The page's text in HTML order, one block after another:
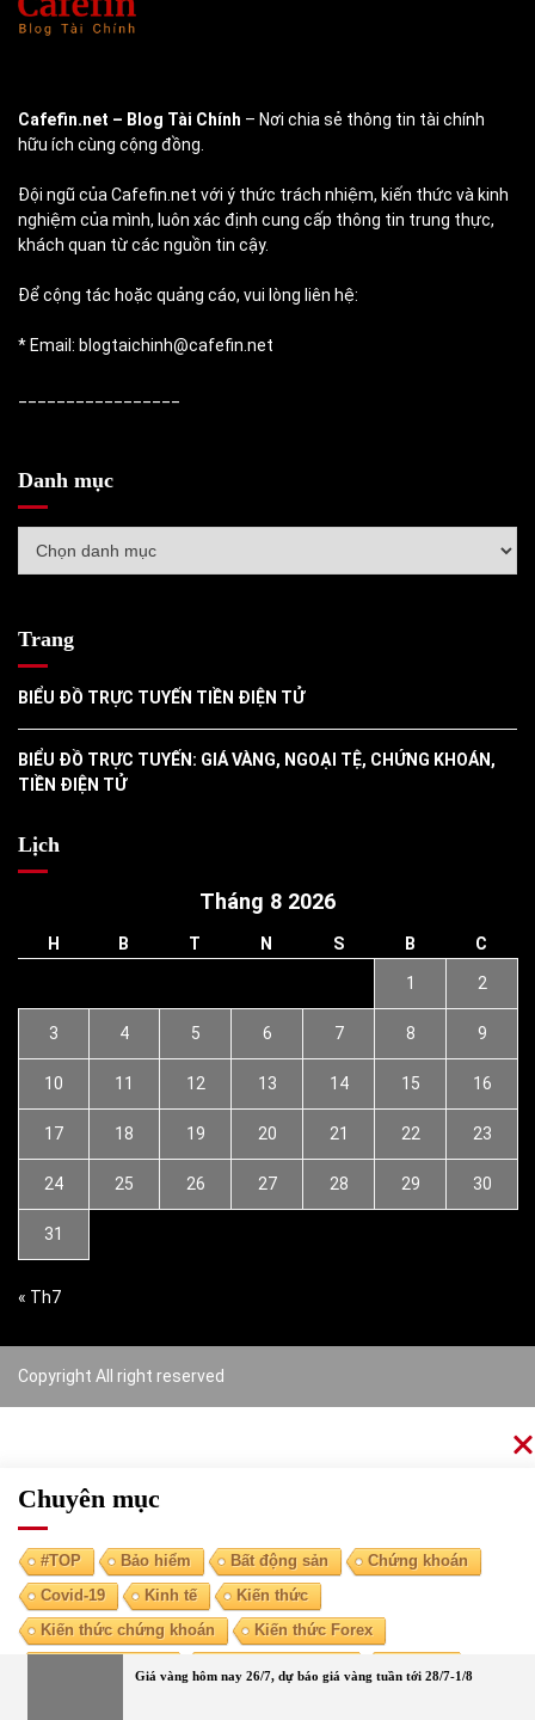
Giá vàng hôm nay 26/7, dự báo giá vàng tuần tới 28/7-1/8
Cafefin.net – Blog Tài Chính – Nơi chia sẻ thông tin tài chính
hữu ích cùng cộng đồng.
Đội ngũ của Cafefin.net với ý thức trách nhiệm, kiến thức và kinh
nghiệm của mình, luôn xác định cung cấp thông tin trung thực,
khách quan từ các nguồn tin cậy.
Để cộng tác hoặc quảng cáo, vui lòng liên hệ:
* Email: blogtaichinh@cafefin.net
Danh mục
mục
Trang
BIỂU ĐỒ TRỰC TUYẾN TIỀN ĐIỆN TỬ
BIỂU ĐỒ TRỰC TUYẾN: GIÁ VÀNG, NGOẠI TỆ, CHỨNG KHOÁN,
TIỀN ĐIỆN TỬ
Lịch
Tháng 8 2026
H B T N S B C
1 2
3 4 5 6 7 8 9
10 11 12 13 14 15 16
17 18 19 20 21 22 23
24 25 26 27 28 29 30
31
« Th7
Copyright All right reserved
Chuyên mục
#TOP Bảo hiểm Bất động sản
Chứng khoán
Covid-19
Kinh tế
Kiến thức
Kiến thức chứng khoán
Kiến thức Forex